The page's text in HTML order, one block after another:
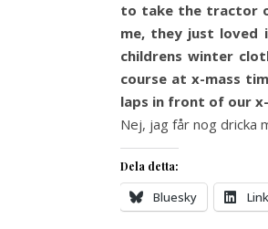
to take the tractor
me, they just loved
childrens winter
course at x-mass
laps in front of our
Nej, jag får nog dricka
Dela detta:
Bluesky